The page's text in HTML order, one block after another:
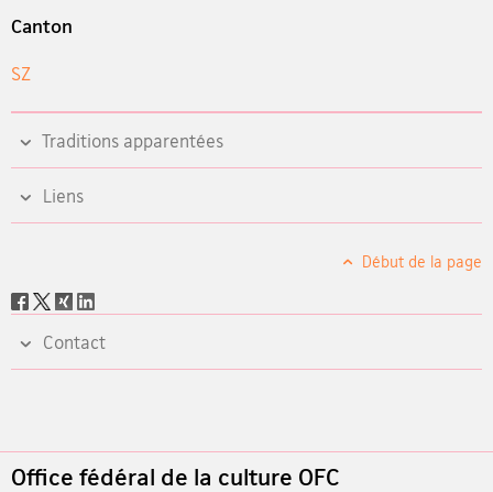
Canton
SZ
Traditions apparentées
Liens
Début de la page
Social
Contact
Footer
Office fédéral de la culture OFC